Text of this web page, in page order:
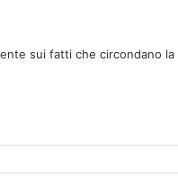
sui fatti che circondano la